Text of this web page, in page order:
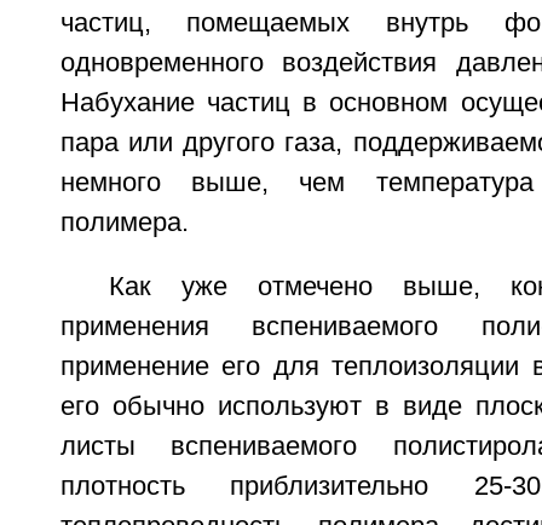
частиц, помещаемых внутрь
одновременного воздействия
Набухание частиц в основном
пара или другого газа,
немного выше, чем
полимера.
Как уже отмечено выше,
применения вспениваемого
применение его для теплоизоляции
его обычно используют в виде
листы вспениваемого
плотность приблизительно